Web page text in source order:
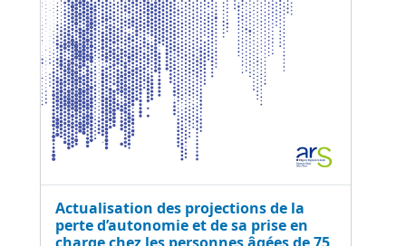
Actualisation des projections de la
perte d’autonomie et de sa prise en